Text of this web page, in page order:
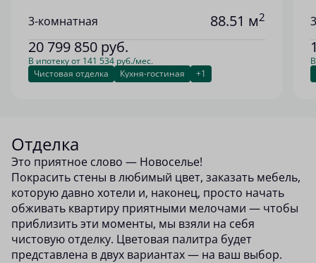
3-комнатная 88.51 м2
20 799 850 руб.
В ипотеку от 141 534 руб./мес.
Чистовая отделка
Кухня-гостиная +1
Отделка
Это приятное слово — Новоселье!
Покрасить стены в любимый цвет, заказать мебель,
которую давно хотели и, наконец, просто начать
обживать квартиру приятными мелочами — чтобы
приблизить эти моменты, мы взяли на себя
чистовую отделку. Цветовая палитра будет
представлена в двух вариантах — на ваш выбор.